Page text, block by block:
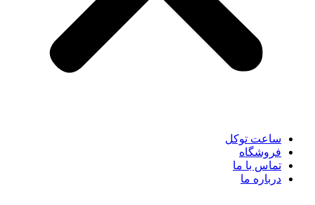
ساعت توکل
فروشگاه
تماس با ما
درباره ما